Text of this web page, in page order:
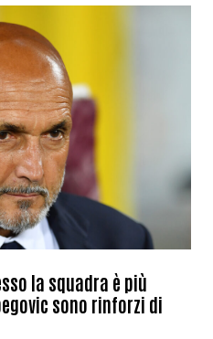
la squadra è più
sono rinforzi di